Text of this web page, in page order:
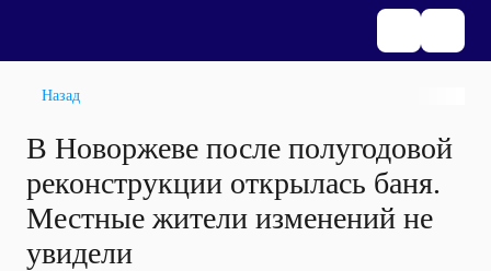
Назад
В Новоржеве после полугодовой
реконструкции открылась баня.
Местные жители изменений не
увидели